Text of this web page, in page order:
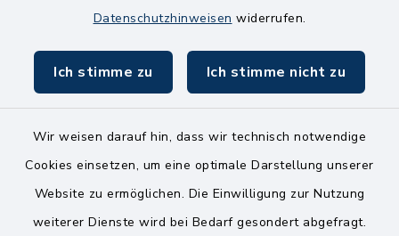
Datenschutzhinweisen widerrufen.
Ich stimme zu Ich stimme nicht zu
Wir weisen darauf hin, dass wir technisch notwendige
Cookies einsetzen, um eine optimale Darstellung unserer
Website zu ermöglichen. Die Einwilligung zur Nutzung
weiterer Dienste wird bei Bedarf gesondert abgefragt.
8.00-11.00 Uhr
Kontakt